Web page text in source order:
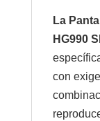
La
HG990
con